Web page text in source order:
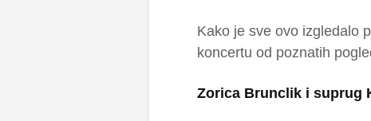
Kako je sve ovo izgledalo
koncertu od poznatih
Zorica Brunclik i suprug